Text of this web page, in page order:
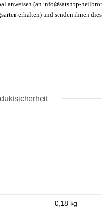
anweisen (an info@satshop-
erhalten) und senden ihnen
0,18 kg